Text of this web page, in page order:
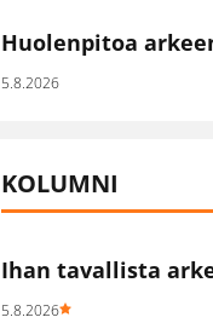
Huolenpitoa
5.8.2026
KOLUMNI
Ihan tavallista
5.8.2026